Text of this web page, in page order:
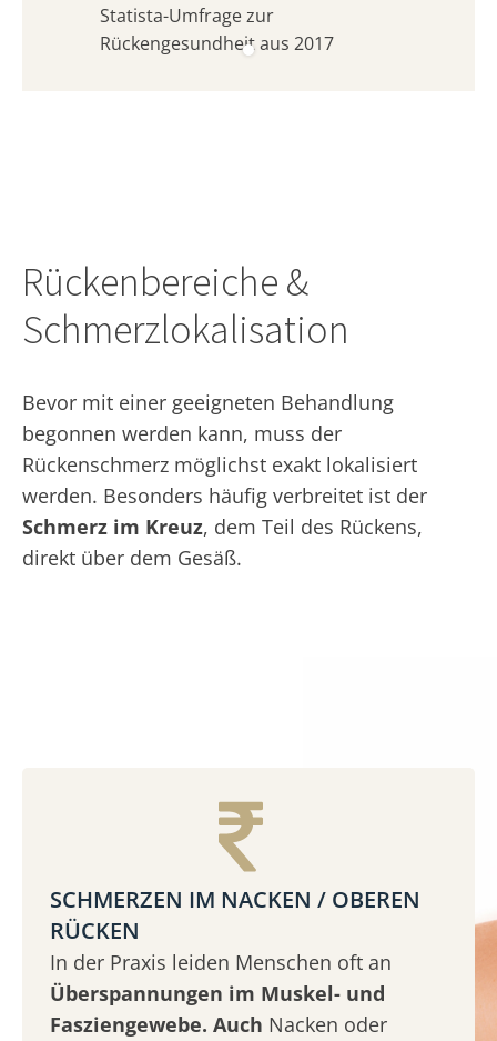
Statista-Umfrage zur
Rückengesundheit aus 2017
Rückenbereiche &
Schmerzlokalisation
Bevor mit einer geeigneten Behandlung
begonnen werden kann, muss der
Rückenschmerz möglichst exakt lokalisiert
werden. Besonders häufig verbreitet ist der
Schmerz im Kreuz, dem Teil des Rückens,
direkt über dem Gesäß.
SCHMERZEN IM NACKEN / OBEREN
RÜCKEN
In der Praxis leiden Menschen oft an
Überspannungen im Muskel- und
Fasziengewebe. Auch Nacken oder